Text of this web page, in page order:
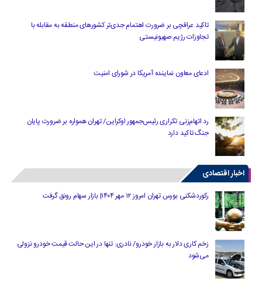
تاکید عراقچی بر ضرورت اهتمام جدی‌تر کشورهای منطقه به مقابله با
تجاوزات رژیم صهیونیستی
ادعای معاون نماینده آمریکا در شورای امنیت
رد اتهام‌زنی تکراری رئیس‌جمهور اوکراین/ تهران همواره بر ضرورت پایان
جنگ تاکید دارد
اخبار اقتصادی
رکوردشکنی بورس تهران امروز ۱۲ مهر ۱۴۰۴| بازار سهام رونق گرفت
زخم کاری دلار به بازار خودرو/ نادری: تنها در این حالت قیمت خودرو نزولی
می‌شود